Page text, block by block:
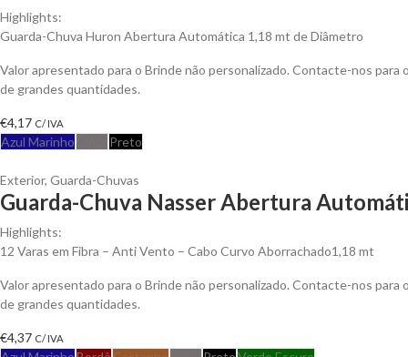
Highlights:
Guarda-Chuva Huron Abertura Automática 1,18 mt de Diâmetro
Valor apresentado para o Brinde não personalizado. Contacte-nos
de grandes quantidades.
€4,17 C/ IVA
Azul Marinho Preto
Exterior, Guarda-Chuvas
Guarda-Chuva Nasser Abertura
Highlights:
12 Varas em Fibra – Anti Vento – Cabo Curvo Aborrachado1,18 mt
Valor apresentado para o Brinde não personalizado. Contacte-nos
de grandes quantidades.
€4,37 C/ IVA